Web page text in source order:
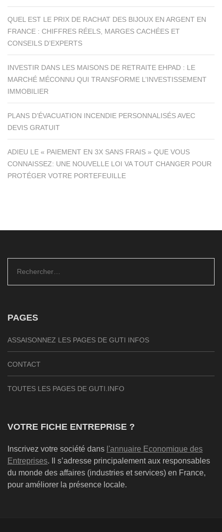
QUEL EST LE PRIX DE RACHAT DES BIJOUX EN ARGENT EN
FRANCE : CHIFFRES RÉELS, MARGES CACHÉES ET
CONSEILS D’EXPERTS
INVESTIR DANS LES MAISONS DE RETRAITE EHPAD : LE
MARCHÉ MÉCONNU QUI TRANSFORME L’INVESTISSEMENT
IMMOBILIER
PLANS D’ÉVACUATION INCENDIE PERSONNALISÉS AVEC
DEVIS GRATUIT
ADIEU LE « PAIEMENT EN 3X SANS FRAIS » QUE VOUS
CONNAISSEZ: UNE NOUVELLE LOI VA TOUT CHANGER POUR
PROTÉGER VOTRE PORTEFEUILLE
Rechercher :
PAGES
ASSAISONNEZ LES PAGES DE GUTI INFOS
CONTACT
TOUTES LES PAGES DE GUTI.INFO
VOTRE FICHE ENTREPRISE ?
Inscrivez votre société dans l'annuaire Economique des
Entreprises. Il s’adresse principalement aux responsables
du monde des affaires (industries et services) en France,
pour améliorer la présence locale.